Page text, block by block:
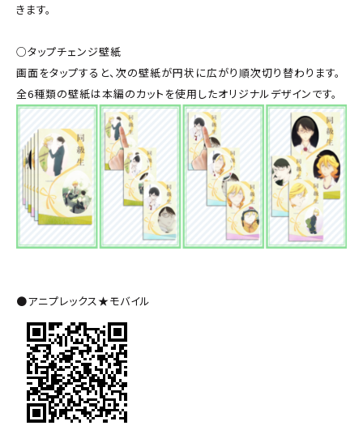
きます。
○タップチェンジ壁紙
画面をタップすると、次の壁紙が円状に広がり順次切り替わります。
全6種類の壁紙は本編のカットを使用したオリジナルデザインです。
●アニプレックス★モバイル